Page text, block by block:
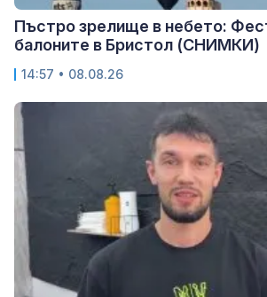
Пъстро зрелище в небето:
балоните в Бристол (СНИМКИ)
14:57 • 08.08.26